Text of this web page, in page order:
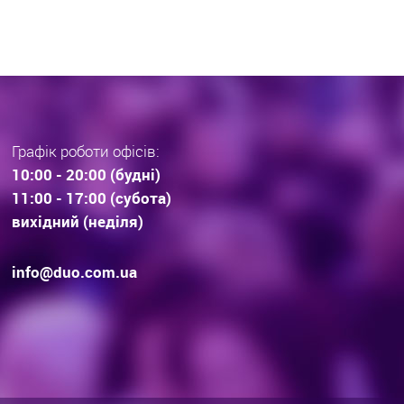
Графік роботи офісів:
10:00 - 20:00 (будні)
11:00 - 17:00 (субота)
вихідний (неділя)
info@duo.com.ua